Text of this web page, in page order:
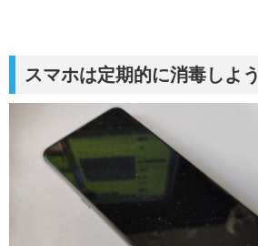
スマホは定期的に消毒しよう